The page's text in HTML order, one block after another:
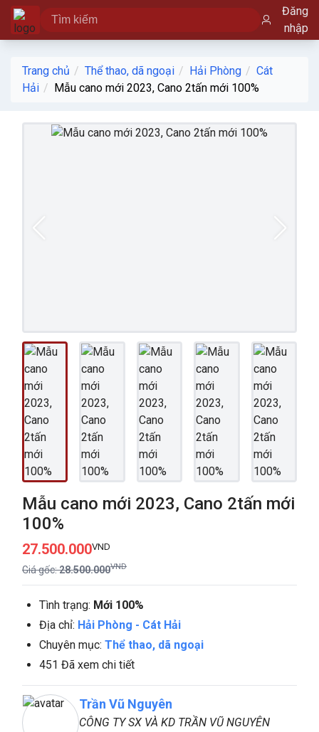
Đăng
nhập
Trang chủ Thể thao, dã ngoại Hải Phòng
Cát
Hải
Mẫu cano mới 2023, Cano 2tấn mới 100%
Mẫu cano mới 2023, Cano 2tấn mới
100%
27.500.000VND
Giá gốc:28.500.000VND
Tình trạng: Mới 100%
Địa chỉ: Hải Phòng - Cát Hải
Chuyên mục: Thể thao, dã ngoại
451 Đã xem chi tiết
Trần Vũ Nguyên
CÔNG TY SX VÀ KD TRẦN VŨ NGUYÊN